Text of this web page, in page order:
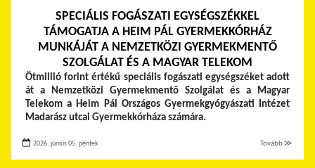
SPECIÁLIS FOGÁSZATI EGYSÉGSZÉKKEL
TÁMOGATJA A HEIM PÁL GYERMEKKÓRHÁZ
MUNKÁJÁT A NEMZETKÖZI GYERMEKMENTŐ
SZOLGÁLAT ÉS A MAGYAR TELEKOM
Ötmillió forint értékű speciális fogászati egységszéket adott
át a Nemzetközi Gyermekmentő Szolgálat és a Magyar
Telekom a Heim Pál Országos Gyermekgyógyászati Intézet
Madarász utcai Gyermekkórháza számára.
2026. június 05. péntek Tovább ≫